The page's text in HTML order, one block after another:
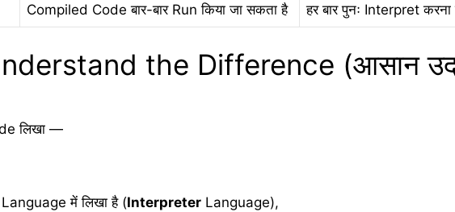
Compiled Code बार-बार Run किया जा सकता है हर बार पुनः Interpret करना
the Difference (आसान
लिखा —
Language में लिखा है (Interpreter Language),